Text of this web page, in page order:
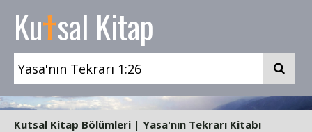
Kutsal Kitap
Kutsal Kitap Bölümleri | Yasa'nın Tekrarı Kitabı